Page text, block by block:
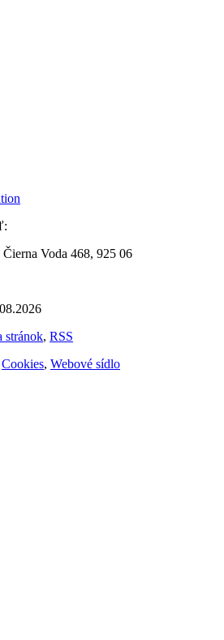
Voda 468, 925 06
stránok, RSS
Cookies, Webové sídlo